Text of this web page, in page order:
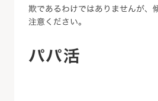
欺であるわけではありませんが、
注意ください。
パパ活